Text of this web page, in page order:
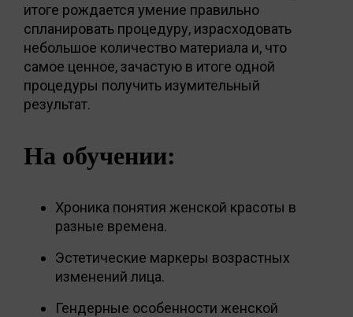
итоге рождается умение правильно
спланировать процедуру, израсходовать
небольшое количество материала и, что
самое ценное, зачастую в итоге одной
процедуры получить изумительный
результат.
На обучении:
Хроника понятия женской красоты в
разные времена.
Эстетические маркеры возрастных
изменений лица.
Гендерные особенности женской